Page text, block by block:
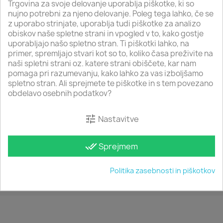
LED reflektorji
Cestna svetila
VISEČA SVETILA
ko jih dodamo.
search
Trgovina za svoje delovanje uporablja piškotke, ki so
nujno potrebni za njeno delovanje. Poleg tega lahko, če se
z uporabo strinjate, uporablja tudi piškotke za analizo
obiskov naše spletne strani in vpogled v to, kako gostje
uporabljajo našo spletno stran. Ti piškotki lahko, na
primer, spremljajo stvari kot so to, koliko časa preživite na
naši spletni strani oz. katere strani obiščete, kar nam
pomaga pri razumevanju, kako lahko za vas izboljšamo
spletno stran. Ali sprejmete te piškotke in s tem povezano
obdelavo osebnih podatkov?
tune Nastavitve
done_allSprejmem
Politika zasebnosti in piškotkov